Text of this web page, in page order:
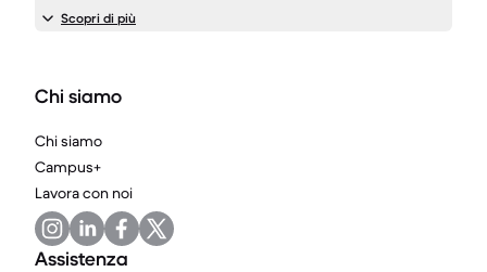
Scopri di più
Chi siamo
Chi siamo
Campus+
Lavora con noi
Assistenza